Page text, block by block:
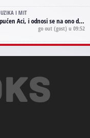
I MIT
na ono drugo autovanje...'senzualnost Waitsa' ;)
go out (gost) u 09:52